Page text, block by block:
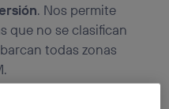
. Nos permite
que no se clasifican
todas zonas